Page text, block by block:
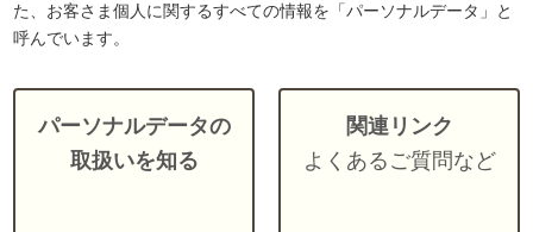
た、お客さま個人に関するすべての情報を「パーソナルデータ」と
呼んでいます。
パーソナルデータの
取扱いを知る
関連リンク
よくあるご質問など